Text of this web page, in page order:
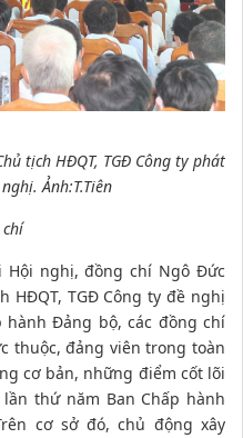
tịch HĐQT, TGĐ Công ty phát
Ảnh:T.Tiên
nghị, đồng chí Ngô Đức
HĐQT, TGĐ Công ty đề nghị
hành Đảng bộ, các đồng chí
thuộc, đảng viên trong toàn
cơ bản, những điểm cốt lõi
thứ năm Ban Chấp hành
cơ sở đó, chủ động xây